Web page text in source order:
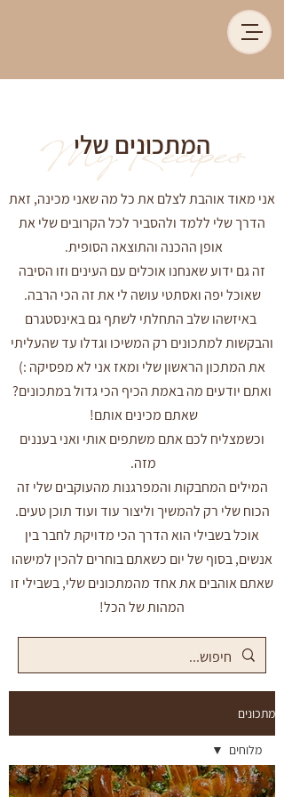
My Recipes
המתכונים שלי
אני מאוד אוהבת לצלם את כל מה שאני מכינה, זאת
הדרך שלי ללמד ולהסביר לכל הקרובים שלי את
אופן ההכנה והתוצאה הסופית.
זה גם ידוע שאנחנו אוכלים עם העינים וזו הסיבה
שאוכל יפה ואסתטי עושה לי את זה הכי הרבה.
באיזשהו שלב התחלתי לשתף גם באינסטגרם
והבקשות למתכונים רק המשיכו וגדלו עד שהעליתי
את המתכון הראשון שלי ומאז אני לא מפסיקה :)
ואתם יודעים מה באמת הכיף הכי גדול במתכונים?
שאתם מכינים אותם!
וכשמצליח לכם אתם משתפים אותי ואני בעננים
מזה.
המילים המחבקות והמפרגנות מהעוקבים שלי זה
הכוח שלי רק להמשיך וליצור עוד ועוד תוכן טעים.
אוכל בשבילי הוא הדרך הכי מדויקת לחבר בין
אנשים, בסוף של יום כשאתם בוחרים להכין למישהו
שאתם אוהבים את אחד מהמתכונים שלי, בשבילי זו
המהות של הכל!
מתכונים
כל
מלוחים